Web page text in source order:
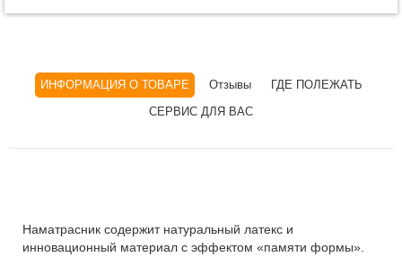
ИНФОРМАЦИЯ О ТОВАРЕ Отзывы
ГДЕ ПОЛЕЖАТЬ
СЕРВИС ДЛЯ ВАС
Наматрасник содержит натуральный латекс и
инновационный материал с эффектом «памяти формы».